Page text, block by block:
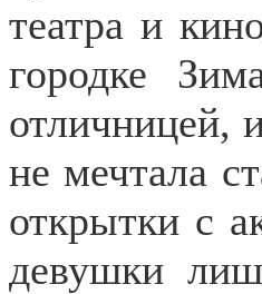
театра и
городке
отличницей,
не мечтала
открытки с
девушки